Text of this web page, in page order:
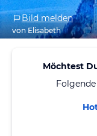
Bild melden
von Elisabeth
Möchtest